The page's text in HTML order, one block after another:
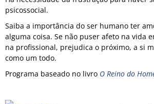
psicossocial.
Saiba a importância do ser humano ter
alguma coisa. Se não puser afeto na vida
na profissional, prejudica o próximo, a si
como um todo.
Programa baseado no livro O Reino do